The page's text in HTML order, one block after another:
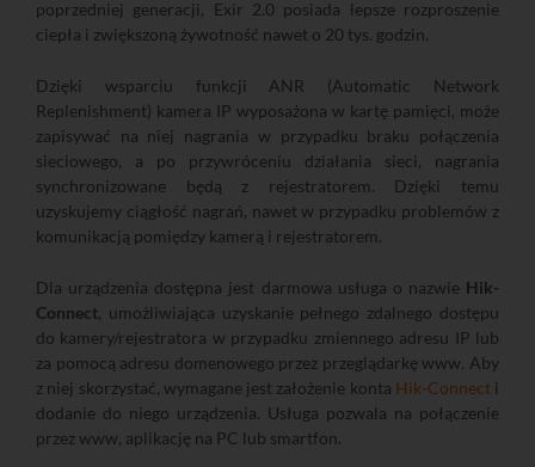
poprzedniej generacji, Exir 2.0 posiada lepsze rozproszenie
ciepła i zwiększoną żywotność nawet o 20 tys. godzin.
Dzięki wsparciu funkcji ANR (Automatic Network
Replenishment) kamera IP wyposażona w kartę pamięci, może
zapisywać na niej nagrania w przypadku braku połączenia
sieciowego, a po przywróceniu działania sieci, nagrania
synchronizowane będą z rejestratorem. Dzięki temu
uzyskujemy ciągłość nagrań, nawet w przypadku problemów z
komunikacją pomiędzy kamerą i rejestratorem.
Dla urządzenia dostępna jest darmowa usługa o nazwie Hik-
Connect, umożliwiająca uzyskanie pełnego zdalnego dostępu
do kamery/rejestratora w przypadku zmiennego adresu IP lub
za pomocą adresu domenowego przez przeglądarkę www. Aby
z niej skorzystać, wymagane jest założenie konta Hik-Connecti
dodanie do niego urządzenia. Usługa pozwala na połączenie
przez www, aplikację na PC lub smartfon.